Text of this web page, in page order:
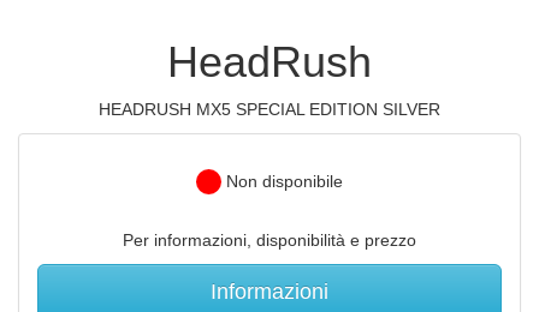
HeadRush
HEADRUSH MX5 SPECIAL EDITION SILVER
Non disponibile
Per informazioni, disponibilità e prezzo
Informazioni